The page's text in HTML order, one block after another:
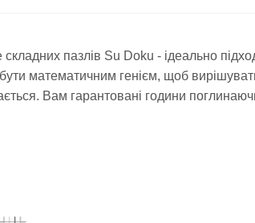
пазлів Su Doku - ідеально
математичним генієм, щоб
Вам гарантовані години